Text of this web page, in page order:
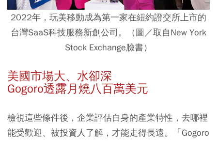
2022年，玩美移動成為第一家在紐約證交所上市的
台灣SaaS科技服務新創公司。（圖／取自New York
Stock Exchange臉書）
美國市場大、水卻深
Gogoro透露月燒八百萬美元
檢視這些條件後，企業評估自身的產業特性，去哪裡
能受歡迎、被投資人了解，才能走得長遠。「Gogoro